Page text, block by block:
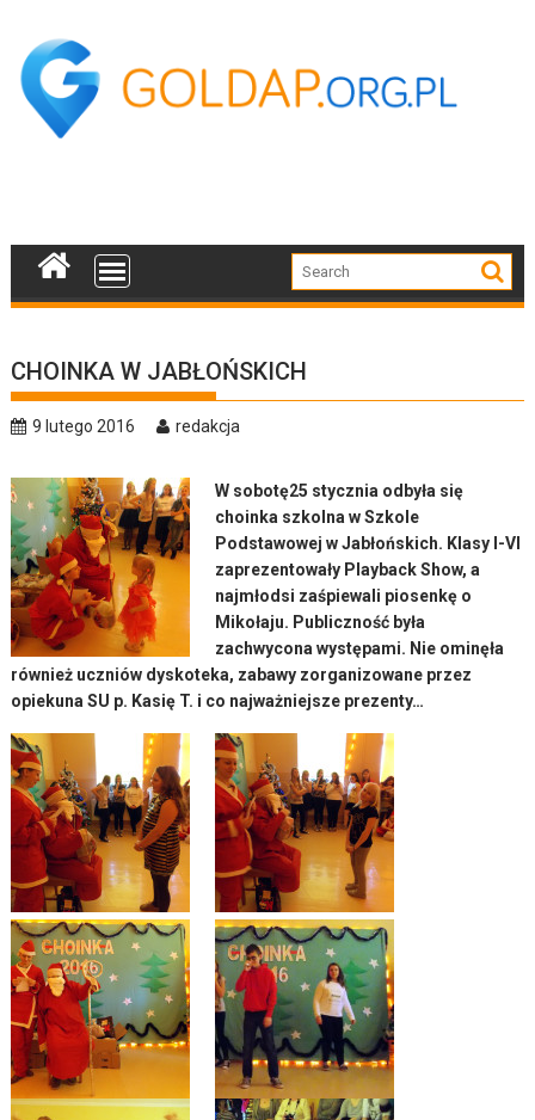
content
CHOINKA W JABŁOŃSKICH
9 lutego 2016 redakcja
W sobotę25 stycznia odbyła się
choinka szkolna w Szkole
Podstawowej w Jabłońskich. Klasy I-VI
zaprezentowały Playback Show, a
najmłodsi zaśpiewali piosenkę o
Mikołaju. Publiczność była
zachwycona występami. Nie ominęła
również uczniów dyskoteka, zabawy zorganizowane przez
opiekuna SU p. Kasię T. i co najważniejsze prezenty…